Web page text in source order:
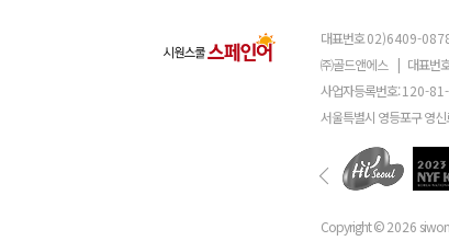
대표번호02)6409-
㈜골드앤에스 | 대표번
사업자등록번호:120-
서울특별시 영등포구 영
Copyright ©2026